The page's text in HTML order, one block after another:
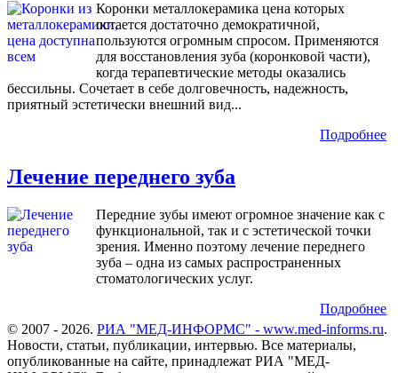
Коронки металлокерамика цена которых
остается достаточно демократичной,
пользуются огромным спросом. Применяются
для восстановления зуба (коронковой части),
когда терапевтические методы оказались
бессильны. Сочетает в себе долговечность, надежность,
приятный эстетически внешний вид...
Подробнее
Лечение переднего зуба
Передние зубы имеют огромное значение как с
функциональной, так и с эстетической точки
зрения. Именно поэтому лечение переднего
зуба – одна из самых распространенных
стоматологических услуг.
Подробнее
© 2007 - 2026. РИА "МЕД-ИНФОРМС" - www.med-informs.ru.
Новости, статьи, публикации, интервью. Все материалы,
опубликованные на сайте, принадлежат РИА "МЕД-